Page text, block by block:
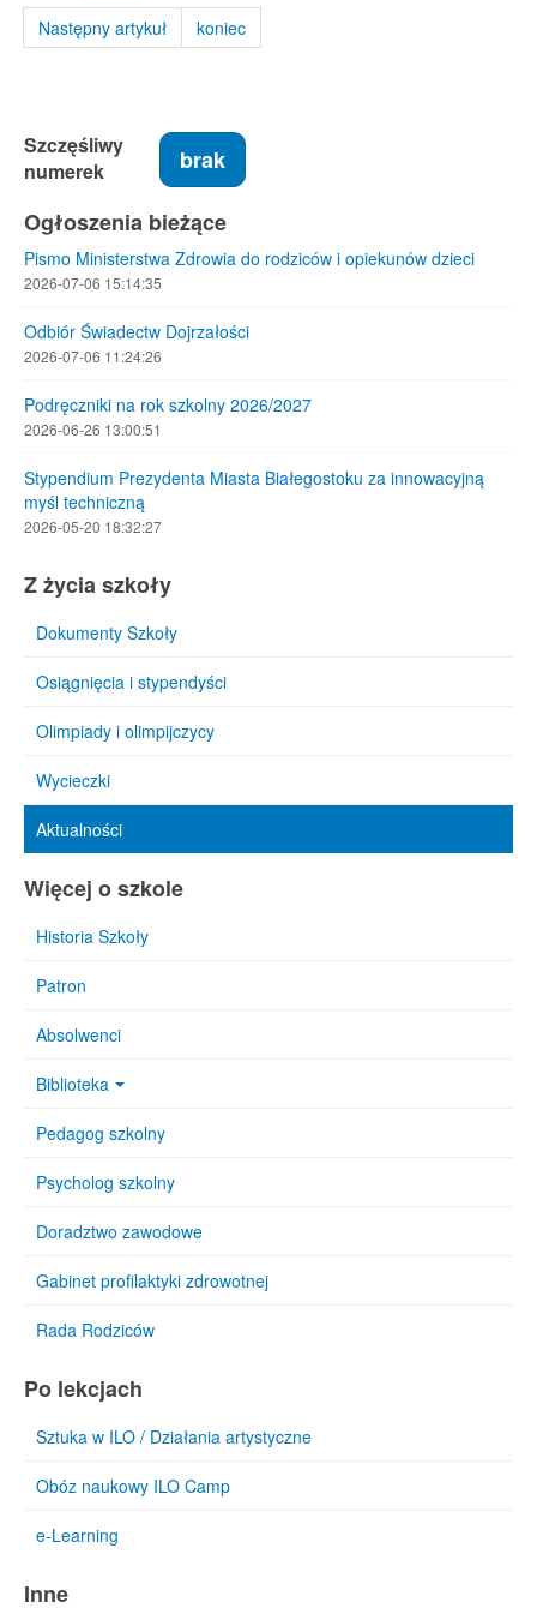
Następny artykuł koniec
Szczęśliwy
numerek
brak
Ogłoszenia bieżące
Pismo Ministerstwa Zdrowia do rodziców i opiekunów dzieci
2026-07-06 15:14:35
Odbiór Świadectw Dojrzałości
2026-07-06 11:24:26
Podręczniki na rok szkolny 2026/2027
2026-06-26 13:00:51
Stypendium Prezydenta Miasta Białegostoku za innowacyjną
myśl techniczną
2026-05-20 18:32:27
Z życia szkoły
Dokumenty Szkoły
Osiągnięcia i stypendyści
Olimpiady i olimpijczycy
Wycieczki
Aktualności
Więcej o szkole
Historia Szkoły
Patron
Absolwenci
Biblioteka
Pedagog szkolny
Psycholog szkolny
Doradztwo zawodowe
Gabinet profilaktyki zdrowotnej
Rada Rodziców
Po lekcjach
Sztuka w ILO / Działania artystyczne
Obóz naukowy ILO Camp
e-Learning
Inne